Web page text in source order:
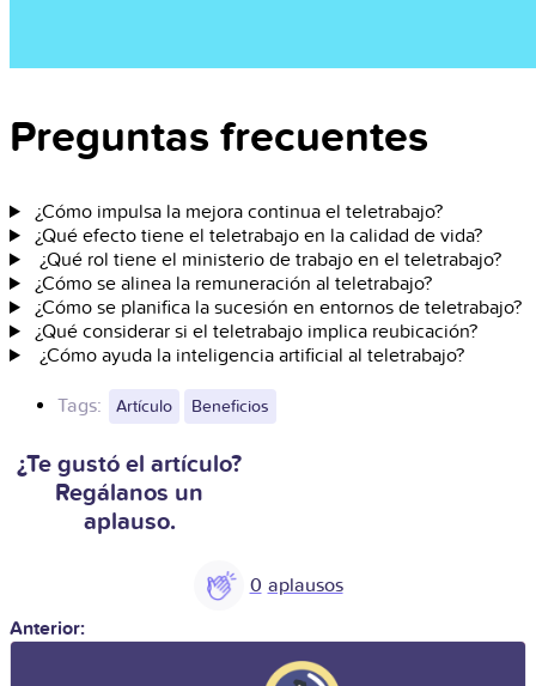
Preguntas frecuentes
¿Cómo impulsa la mejora continua el teletrabajo?
¿Qué efecto tiene el teletrabajo en la calidad de vida?
¿Qué rol tiene el ministerio de trabajo en el teletrabajo?
¿Cómo se alinea la remuneración al teletrabajo?
¿Cómo se planifica la sucesión en entornos de teletrabajo?
¿Qué considerar si el teletrabajo implica reubicación?
¿Cómo ayuda la inteligencia artificial al teletrabajo?
Tags: Artículo Beneficios
¿Te gustó el artículo?
Regálanos un
aplauso.
0
Anterior: